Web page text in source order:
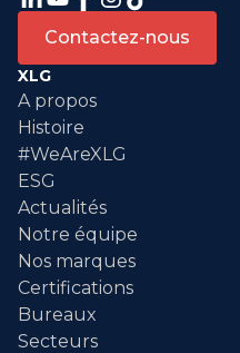
Contactez-nous
XLG
A propos
Histoire
#WeAreXLG
ESG
Actualités
Notre équipe
Nos marques
Certifications
Bureaux
Secteurs